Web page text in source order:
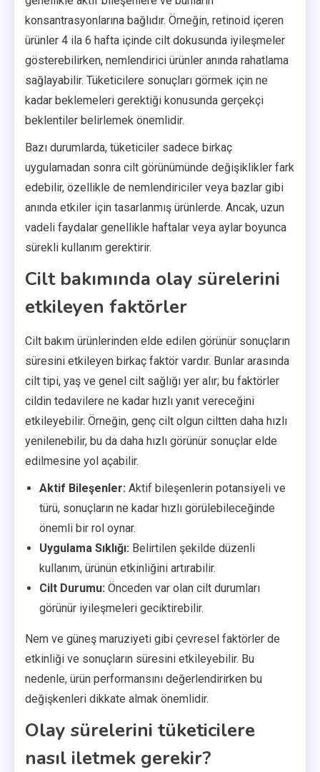
konsantrasyonlarına bağlıdır. Örneğin, retinoid içeren
ürünler 4 ila 6 hafta içinde cilt dokusunda iyileşmeler
gösterebilirken, nemlendirici ürünler anında rahatlama
sağlayabilir. Tüketicilere sonuçları görmek için ne
kadar beklemeleri gerektiği konusunda gerçekçi
beklentiler belirlemek önemlidir.
Bazı durumlarda, tüketiciler sadece birkaç
uygulamadan sonra cilt görünümünde değişiklikler fark
edebilir, özellikle de nemlendiriciler veya bazlar gibi
anında etkiler için tasarlanmış ürünlerde. Ancak, uzun
vadeli faydalar genellikle haftalar veya aylar boyunca
sürekli kullanım gerektirir.
Cilt bakımında olay sürelerini
etkileyen faktörler
Cilt bakım ürünlerinden elde edilen görünür sonuçların
süresini etkileyen birkaç faktör vardır. Bunlar arasında
cilt tipi, yaş ve genel cilt sağlığı yer alır; bu faktörler
cildin tedavilere ne kadar hızlı yanıt vereceğini
etkileyebilir. Örneğin, genç cilt olgun ciltten daha hızlı
yenilenebilir, bu da daha hızlı görünür sonuçlar elde
edilmesine yol açabilir.
Aktif Bileşenler: Aktif bileşenlerin potansiyeli ve
türü, sonuçların ne kadar hızlı görülebileceğinde
önemli bir rol oynar.
Uygulama Sıklığı: Belirtilen şekilde düzenli
kullanım, ürünün etkinliğini artırabilir.
Cilt Durumu: Önceden var olan cilt durumları
görünür iyileşmeleri geciktirebilir.
Nem ve güneş maruziyeti gibi çevresel faktörler de
etkinliği ve sonuçların süresini etkileyebilir. Bu
nedenle, ürün performansını değerlendirirken bu
değişkenleri dikkate almak önemlidir.
Olay sürelerini tüketicilere
nasıl iletmek gerekir?